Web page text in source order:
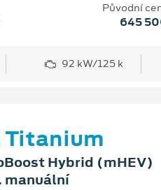
Původní
645
92 kW/125 k
Titanium
Hybrid (mHEV)
manuální